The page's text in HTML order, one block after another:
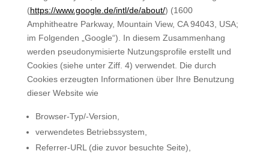
(https://www.google.de/intl/de/about/) (1600
Amphitheatre Parkway, Mountain View, CA 94043, USA;
im Folgenden „Google“). In diesem Zusammenhang
werden pseudonymisierte Nutzungsprofile erstellt und
Cookies (siehe unter Ziff. 4) verwendet. Die durch
Cookies erzeugten Informationen über Ihre Benutzung
dieser Website wie
Browser-Typ/-Version,
verwendetes Betriebssystem,
Referrer-URL (die zuvor besuchte Seite),